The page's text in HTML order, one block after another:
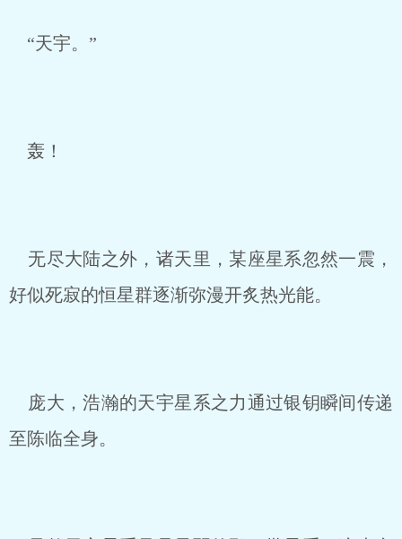
“天宇。”
轰！
无尽大陆之外，诸天里，某座星系忽然一震，
好似死寂的恒星群逐渐弥漫开炙热光能。
庞大，浩瀚的天宇星系之力通过银钥瞬间传递
至陈临全身。